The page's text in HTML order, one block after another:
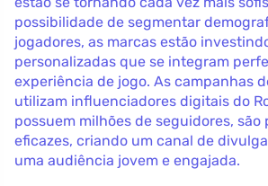
possibilidade de segmentar
jogadores, as marcas estão
personalizadas que se integram
experiência de jogo. As campanhas
utilizam influenciadores digitais do
possuem milhões de seguidores,
eficazes, criando um canal de
uma audiência jovem e engajada.